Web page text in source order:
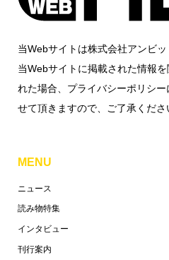
当Webサイトは株式会社アンビッ
当Webサイトに掲載された情報
れた場合、プライバシーポリシ
せて頂きますので、ご了承くださ
MENU
ニュース
読み物特集
インタビュー
刊行案内